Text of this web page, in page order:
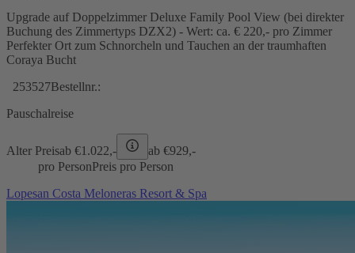
Upgrade auf Doppelzimmer Deluxe Family Pool View (bei direkter
Buchung des Zimmertyps DZX2) - Wert: ca. € 220,- pro Zimmer
Perfekter Ort zum Schnorcheln und Tauchen an der traumhaften
Coraya Bucht
253527Bestellnr.:
Pauschalreise
Alter Preisab €1.022,- ab €929,-
pro PersonPreis pro Person
Lopesan Costa Meloneras Resort & Spa